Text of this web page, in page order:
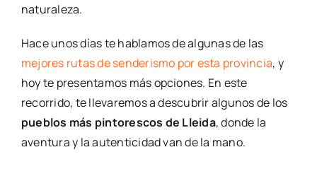
naturaleza.
Hace unos días te hablamos de algunas de las
mejores rutas de senderismo por esta provincia, y
hoy te presentamos más opciones. En este
recorrido, te llevaremos a descubrir algunos de los
pueblos más pintorescos de Lleida, donde la
aventura y la autenticidad van de la mano.